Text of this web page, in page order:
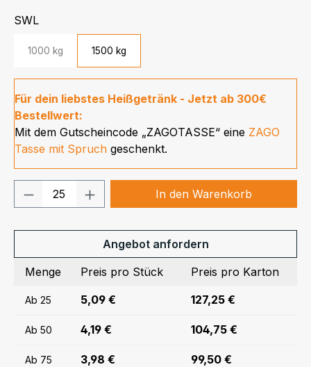
SWL
1000 kg 1500 kg
Für dein liebstes Heißgetränk - Jetzt ab 300€
Bestellwert:
Mit dem Gutscheincode „ZAGOTASSE“ eine ZAGO
Tasse mit Spruch geschenkt.
Produkt Anzahl: Gib denIn den Warenkorb
Angebot anfordern
Menge
Preis pro Stück Preis pro Karton
Ab 25 5,09 € 127,25 €
Ab 50 4,19 € 104,75 €
Ab 75 3,98 € 99,50 €